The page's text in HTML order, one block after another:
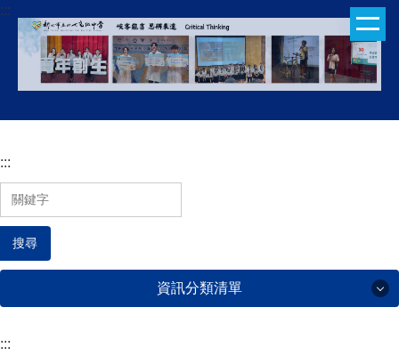
跳
到
容
:::
:::
搜尋
資訊分類清單
:::